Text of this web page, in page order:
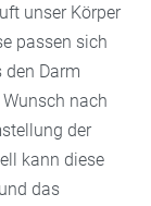
unser Körper
passen sich
den Darm
nach
der
kann diese
das